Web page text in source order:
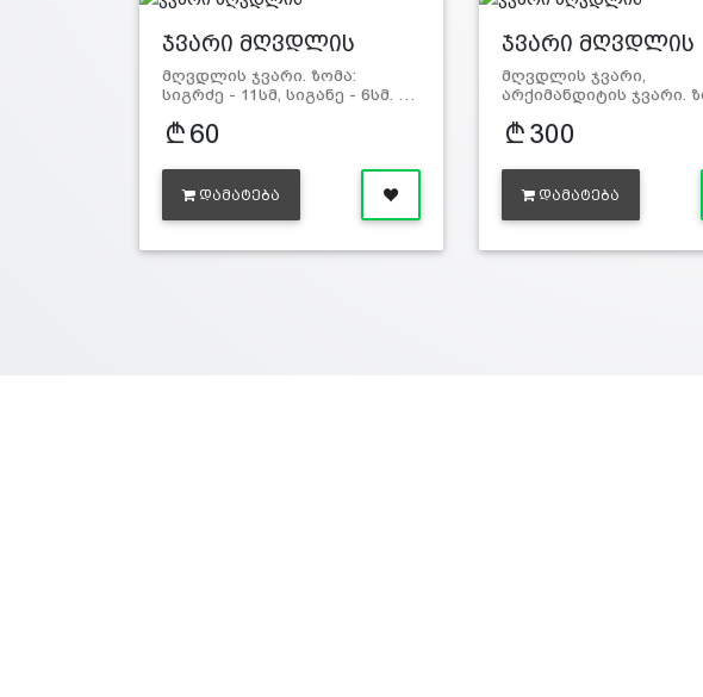
ჯვარი მღვდლის
მღვდლის ჯვარი. ზომა:
სიგრძე - 11სმ, სიგანე - 6სმ. …
60
ᲓᲐᲛᲐᲢᲔᲑᲐ
ჯვარი მღვდლის
მღვდლის ჯვარი,
არქიმანდიტის ჯვარი.
300
ᲓᲐᲛᲐᲢᲔᲑᲐ